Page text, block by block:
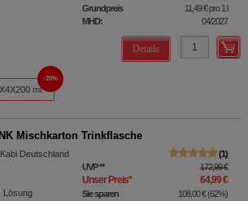
Grundpreis
11,49 €pro 1 l
MHD:
04/2027
Details
ml
20%
Mischkarton Trinkflasche
Deutschland
Lösung
1
UVP** 172,99 €
Unser Preis* 64,99 €
Sie sparen 108,00 €(62%)